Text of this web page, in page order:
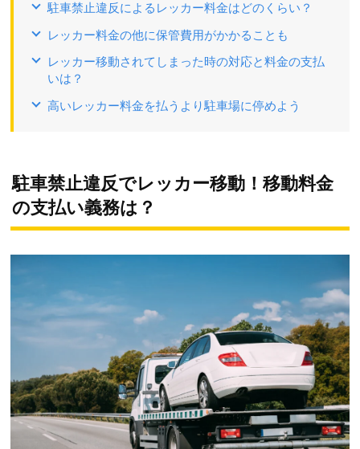
駐車禁止違反によるレッカー料金はどのくらい？
レッカー料金の他に保管費用がかかることも
レッカー移動されてしまった時の対応と料金の支払
いは？
高いレッカー料金を払うより駐車場に停めよう
駐車禁止違反でレッカー移動！移動料金
の支払い義務は？